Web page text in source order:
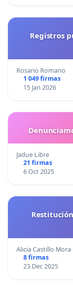
Registros
Rosario Romano
1 049 firmas
15 Jan 2026
Jadue Libre
21 firmas
6 Oct 2025
Alicia Castillo Mora
8 firmas
23 Dec 2025